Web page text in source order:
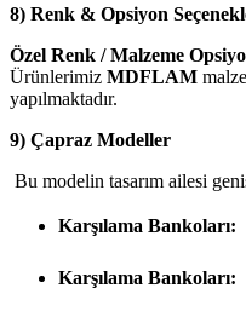
8) Renk & Opsiyon
Özel Renk / Malzeme
Ürünlerimiz MDFLAM
yapılmaktadır.
9) Çapraz Modeller
Bu modelin tasarım ailesi
Karşılama Bankoları:
Karşılama Bankoları: